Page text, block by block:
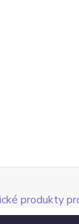
produkty